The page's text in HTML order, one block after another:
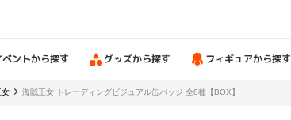
ベントから探す グッズから探す フィギュアから探す
女 海賊王女 トレーディングビジュアル缶バッジ 全8種【BOX】